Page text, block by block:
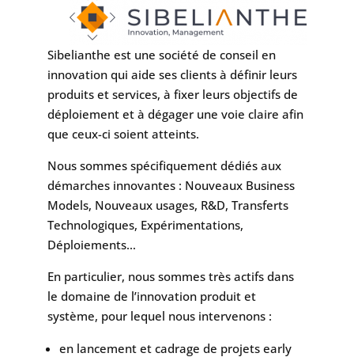
Sibelianthe est une société de conseil en
innovation qui aide ses clients à définir leurs
produits et services, à fixer leurs objectifs de
déploiement et à dégager une voie claire afin
que ceux-ci soient atteints.
Nous sommes spécifiquement dédiés aux
démarches innovantes : Nouveaux Business
Models, Nouveaux usages, R&D, Transferts
Technologiques, Expérimentations,
Déploiements…
En particulier, nous sommes très actifs dans
le domaine de l’innovation produit et
système, pour lequel nous intervenons :
en lancement et cadrage de projets early